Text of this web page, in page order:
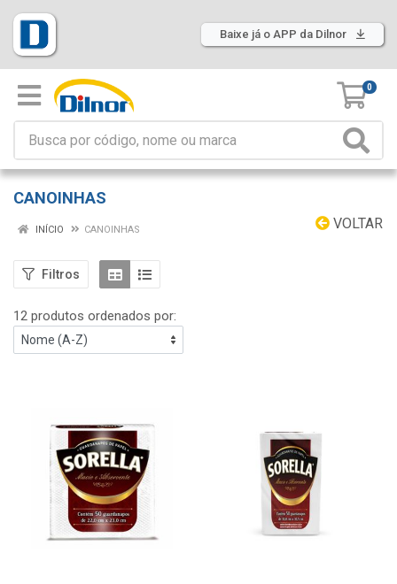
Baixe já o APP da Dilnor
0
CANOINHAS
VOLTAR
INÍCIO CANOINHAS
Filtros
12 produtos ordenados por: